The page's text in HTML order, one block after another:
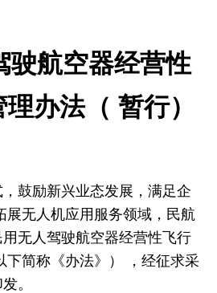
驶航空器经营性
办法（ 暂行）
鼓励新兴业态发展，满足企
展无人机应用服务领域，民航
无人驾驶航空器经营性飞行
下简称《办法》） ，经征求采
。